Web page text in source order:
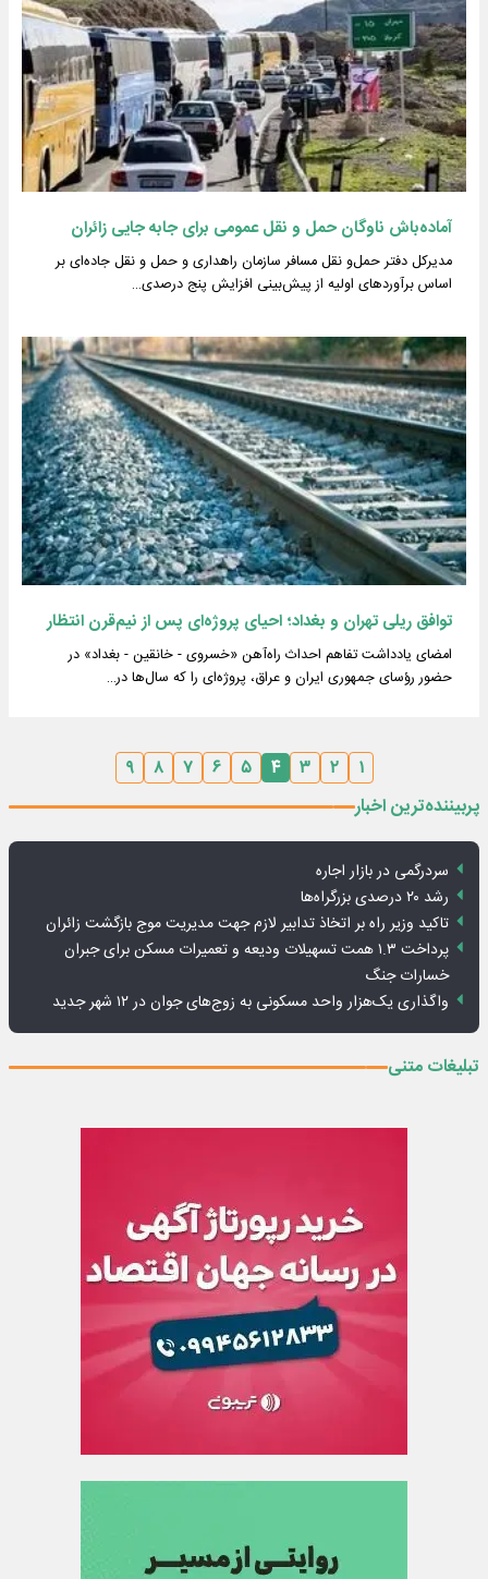
آماده‌باش ناوگان حمل‌ و نقل عمومی برای جابه جایی زائران
مدیرکل دفتر حمل‌و نقل مسافر سازمان راهداری و حمل و نقل جاده‌ای بر
اساس برآوردهای اولیه از پیش‌بینی افزایش پنج درصدی…
توافق ریلی تهران و بغداد؛ احیای پروژه‌ای پس از نیم‌قرن انتظار
امضای یادداشت تفاهم احداث راه‌آهن «خسروی - خانقین - بغداد» در
حضور رؤسای جمهوری ایران و عراق، پروژه‌ای را که سال‌ها در…
۱ ۲ ۳ ۴ ۵ ۶ ۷ ۸
۹
پربیننده‌ترین اخبار
سردرگمی در بازار اجاره
رشد ۲۰ درصدی بزرگراه‌ها
تاکید وزیر راه بر اتخاذ تدابیر لازم جهت مدیریت موج بازگشت زائران
پرداخت ۱.۳ همت تسهیلات ودیعه و تعمیرات مسکن برای جبران
خسارات جنگ
واگذاری یک‌هزار واحد مسکونی به زوج‌های جوان در ۱۲ شهر جدید
تبلیغات متنی